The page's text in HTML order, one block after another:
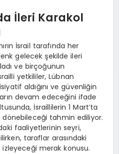
İleri Karakol
İsrail tarafında her
gelecek şekilde ileri
ve birçoğunun
yetkililer, Lübnan
aldığını ve güvenliğin
devam edeceğini ifade
İsraillilerin 1 Mart’ta
tahmin ediliyor.
faaliyetlerinin seyri,
taraflar arasındaki
merak konusu.